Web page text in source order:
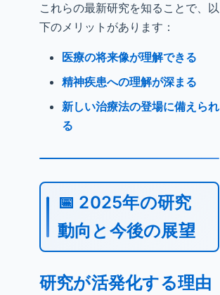
これらの最新研究を知ることで、以
下のメリットがあります：
医療の将来像が理解できる
精神疾患への理解が深まる
新しい治療法の登場に備えられ
る
📅 2025年の研究
動向と今後の展望
研究が活発化する理由